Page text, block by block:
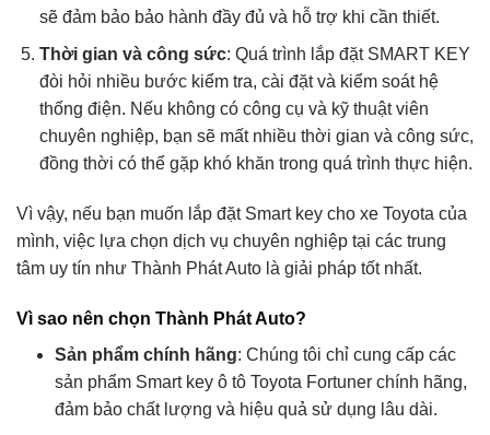
sẽ đảm bảo bảo hành đầy đủ và hỗ trợ khi cần thiết.
Thời gian và công sức: Quá trình lắp đặt SMART KEY
đòi hỏi nhiều bước kiểm tra, cài đặt và kiểm soát hệ
thống điện. Nếu không có công cụ và kỹ thuật viên
chuyên nghiệp, bạn sẽ mất nhiều thời gian và công sức,
đồng thời có thể gặp khó khăn trong quá trình thực hiện.
Vì vậy, nếu bạn muốn lắp đặt Smart key cho xe Toyota của
mình, việc lựa chọn dịch vụ chuyên nghiệp tại các trung
tâm uy tín như Thành Phát Auto là giải pháp tốt nhất.
Vì sao nên chọn Thành Phát Auto?
Sản phẩm chính hãng: Chúng tôi chỉ cung cấp các
sản phẩm Smart key ô tô Toyota Fortuner chính hãng,
đảm bảo chất lượng và hiệu quả sử dụng lâu dài.